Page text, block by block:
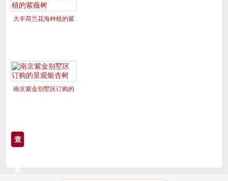
大丰荷兰花海种植的紫
南京紫金别墅区订购的
查
更